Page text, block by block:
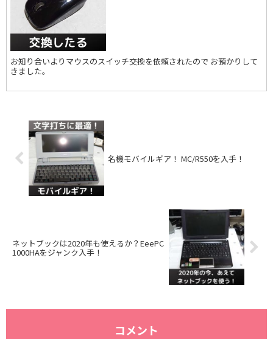
お知り合いよりマウスのスイッチ交換を依頼されたので お預かりして
きました。
名機モバイルギア！ MC/R550を入手！
ネットブックは2020年も使えるか？EeePC
1000HAをジャンク入手！
コメント